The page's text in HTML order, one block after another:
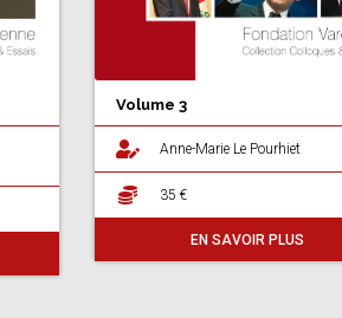
Volume 3
Anne-Marie Le Pourhiet
35 €
EN SAVOIR PLUS